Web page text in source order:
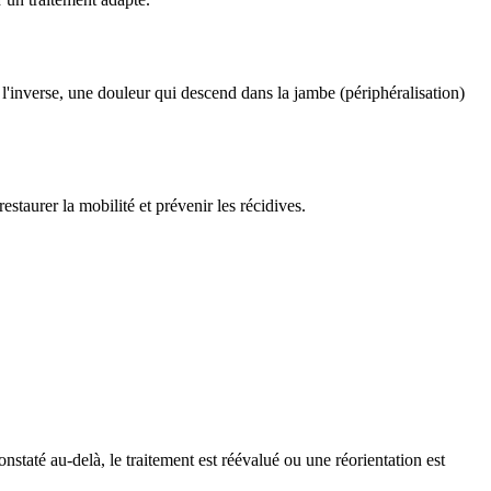
une douleur qui descend dans la jambe (périphéralisation)
la mobilité et prévenir les récidives.
au-delà, le traitement est réévalué ou une réorientation est